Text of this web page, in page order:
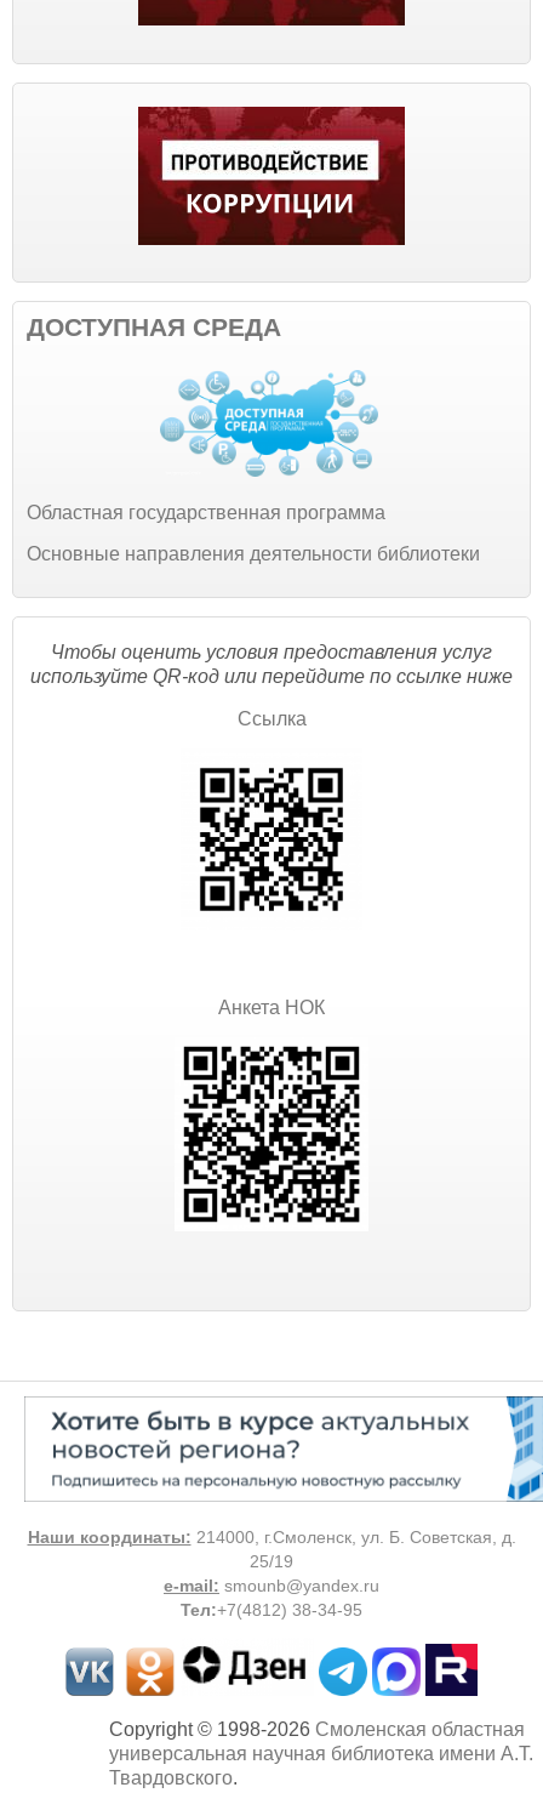
ДОСТУПНАЯ СРЕДА
Областная государственная программа
Основные направления деятельности библиотеки
Чтобы оценить условия предоставления услуг
используйте QR-код или перейдите по ссылке ниже
Ссылка
Анкета НОК
Наши координаты: 214000, г.Смоленск, ул. Б. Советская, д.
25/19
e-mail: smounb@yandex.ru
Тел:+7(4812) 38-34-95
Copyright © 1998-2026 Смоленская областная
универсальная научная библиотека имени А.Т.
Твардовского.